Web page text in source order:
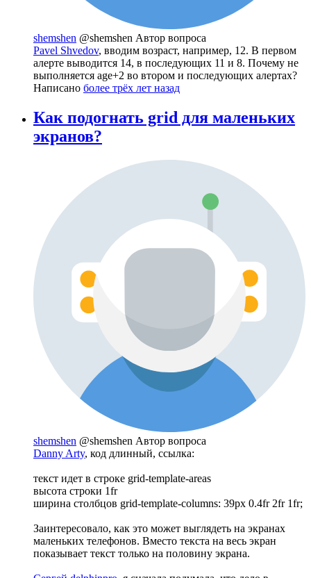
shemshen @shemshen Автор вопроса
Pavel Shvedov, вводим возраст, например, 12. В первом
алерте выводится 14, в последующих 11 и 8. Почему не
выполняется age+2 во втором и последующих алертах?
Написано более трёх лет назад
Как подогнать grid для маленьких
экранов?
shemshen @shemshen Автор вопроса
Danny Arty, код длинный, ссылка:
текст идет в строке grid-template-areas
высота строки 1fr
ширина столбцов grid-template-columns: 39px 0.4fr 2fr 1fr;
Заинтересовало, как это может выглядеть на экранах
маленьких телефонов. Вместо текста на весь экран
показывает текст только на половину экрана.